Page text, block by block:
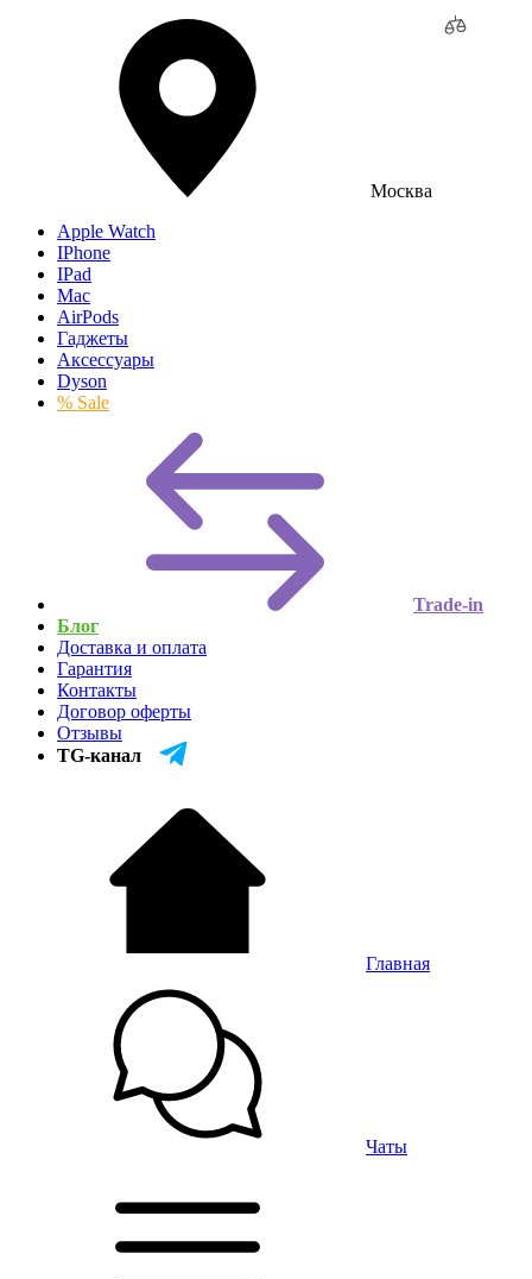
Москва
Apple Watch
IPhone
IPad
Mac
AirPods
Гаджеты
Аксессуары
Dyson
% Sale
Trade-in
Блог
Доставка и оплата
Гарантия
Контакты
Договор оферты
Отзывы
TG-канал
Главная
Чаты